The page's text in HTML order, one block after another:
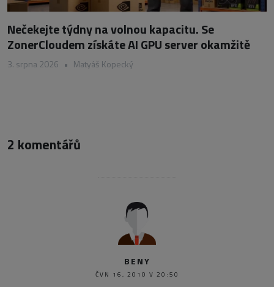
Nečekejte týdny na volnou kapacitu. Se
ZonerCloudem získáte AI GPU server okamžitě
3. srpna 2026 • Matyáš Kopecký
2 komentářů
BENY
ČVN 16, 2010 V 20:50